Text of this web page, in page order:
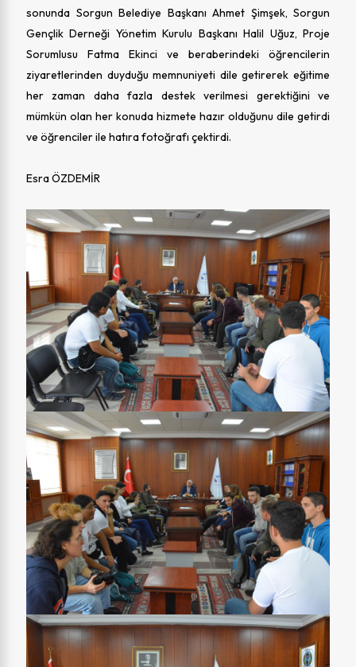
sonunda Sorgun Belediye Başkanı Ahmet Şimşek, Sorgun
Gençlik Derneği Yönetim Kurulu Başkanı Halil Uğuz, Proje
Sorumlusu Fatma Ekinci ve beraberindeki öğrencilerin
ziyaretlerinden duyduğu memnuniyeti dile getirerek eğitime
her zaman daha fazla destek verilmesi gerektiğini ve
mümkün olan her konuda hizmete hazır olduğunu dile getirdi
ve öğrenciler ile hatıra fotoğrafı çektirdi.
Esra ÖZDEMİR